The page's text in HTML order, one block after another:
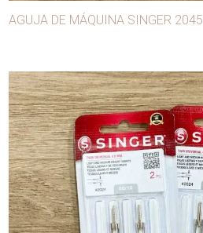
AGUJA DE MÁQUINA SINGER 2045